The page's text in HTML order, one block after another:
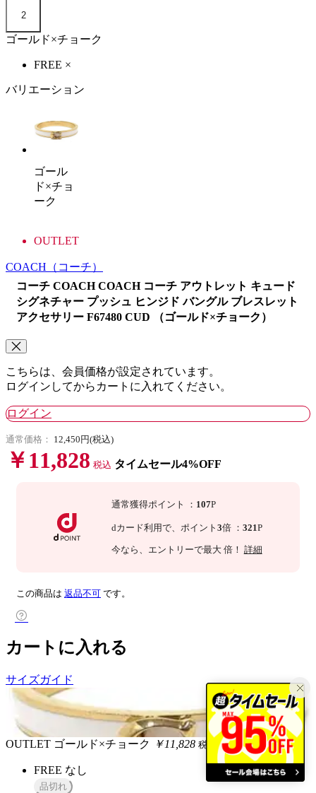
2
ゴールド×チョーク
FREE ×
バリエーション
ゴール
ド×チョ
ーク
OUTLET
COACH （コーチ）
コーチ COACH COACH コーチ アウトレット キュード
シグネチャー プッシュ ヒンジド バングル ブレスレット
アクセサリー F67480 CUD （ゴールド×チョーク）
こちらは、会員価格が設定されています。
ログインしてからカートに入れてください。
ログイン
通常価格： 12,450円(税込)
￥11,828 税込 タイムセール4%OFF
通常獲得ポイント ： 107P
dカード利用で、 ポイント 3倍 ： 321P
今なら 、エントリーで最大 倍！ 詳細
この商品は 返品不可 です。
カートに入れる
サイズガイド
OUTLET ゴールド×チョーク ￥11,828 税込
FREE なし
品切れ